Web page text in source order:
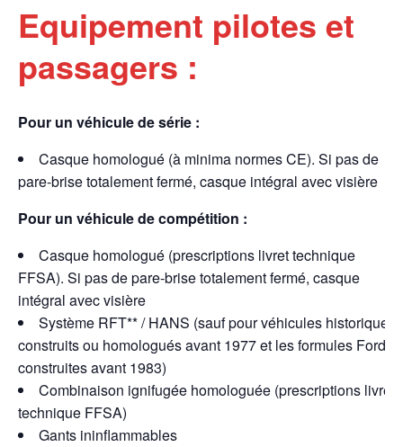
Equipement pilotes et
passagers :
Pour un véhicule de série :
Casque homologué (à minima normes CE). Si pas de
pare-brise totalement fermé, casque intégral avec visière
Pour un véhicule de compétition :
Casque homologué (prescriptions livret technique
FFSA). Si pas de pare-brise totalement fermé, casque
intégral avec visière
Système RFT** / HANS (sauf pour véhicules historiques
construits ou homologués avant 1977 et les formules Ford
construites avant 1983)
Combinaison ignifugée homologuée (prescriptions livret
technique FFSA)
Gants ininflammables